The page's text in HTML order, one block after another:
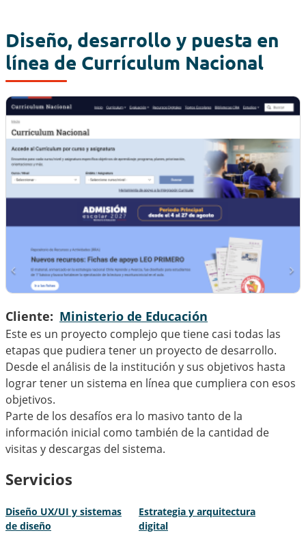
Diseño, desarrollo y puesta en
línea de Currículum Nacional
Cliente Ministerio de Educación
Este es un proyecto complejo que tiene casi todas las
etapas que pudiera tener un proyecto de desarrollo.
Desde el análisis de la institución y sus objetivos hasta
lograr tener un sistema en línea que cumpliera con esos
objetivos.
Parte de los desafíos era lo masivo tanto de la
información inicial como también de la cantidad de
visitas y descargas del sistema.
Servicios
Diseño UX/UI y sistemas
de diseño
Estrategia y arquitectura
digital